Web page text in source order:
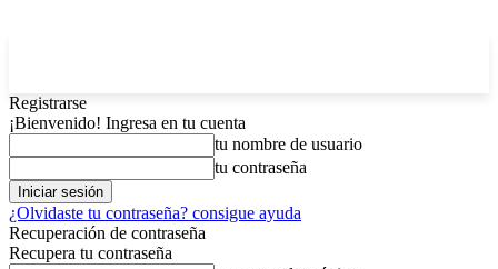
Registrarse
¡Bienvenido! Ingresa en tu cuenta
tu nombre de usuario
tu contraseña
¿Olvidaste tu contraseña? consigue ayuda
Recuperación de contraseña
Recupera tu contraseña